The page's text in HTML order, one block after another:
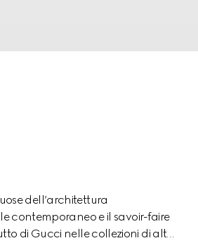
dell’architettura
contemporaneo e il savoir-faire
di Gucci nelle collezioni di alta